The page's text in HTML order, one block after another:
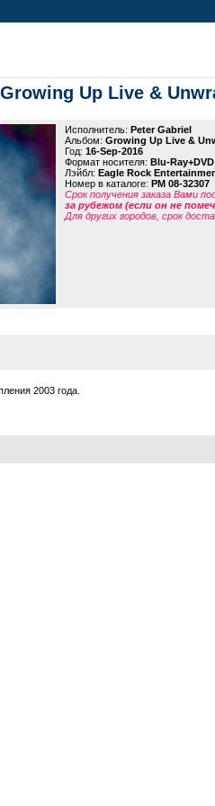
Up Live &
Исполнитель: Peter Gabriel
Альбом: Growing Up Live &
Год: 16-Sep-2016
Формат носителя: Blu-Ray+DVD
Лэйбл: Eagle Rock
Номер в каталоге: PM 08-32307
Срок получения заказа Вами
за рубежом (если он не
Для других городов, срок
2003 года.